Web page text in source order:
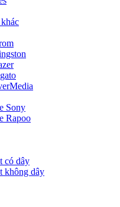
Sony
Rapoo
có dây
không dây